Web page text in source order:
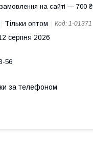
на сайті — 700 ₴
Тільки оптом Код: 1-01371
серпня 2026
56
за телефоном